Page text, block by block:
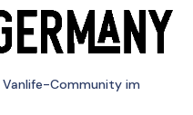
Community im